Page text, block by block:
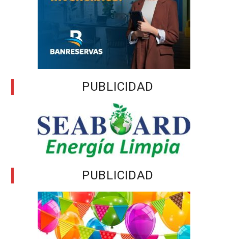
PUBLICIDAD
PUBLICIDAD